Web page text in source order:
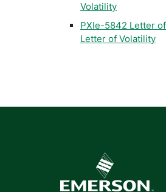
Volatility
PXIe-5842 Letter
Letter of Volatility